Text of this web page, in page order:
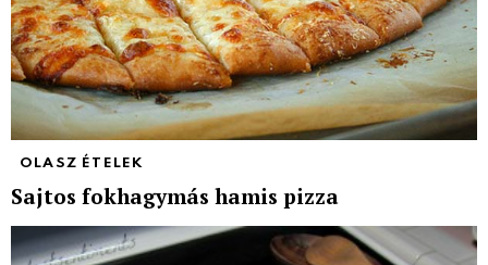
OLASZ ÉTELEK
Sajtos fokhagymás hamis pizza